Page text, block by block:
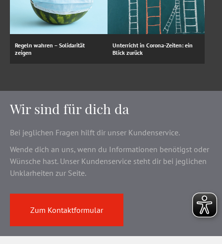
Regeln wahren – Solidarität
zeigen
Unterricht in Corona-Zeiten: ein
Blick zurück
Wir sind für dich da
Bei jeglichen Fragen hilft dir unser Kundenservice.
Wende dich an uns, wenn du Informationen benötigst oder
Wünsche hast. Unser Kundenservice steht dir bei jeglichen
Unklarheiten zur Seite.
Zum Kontaktformular